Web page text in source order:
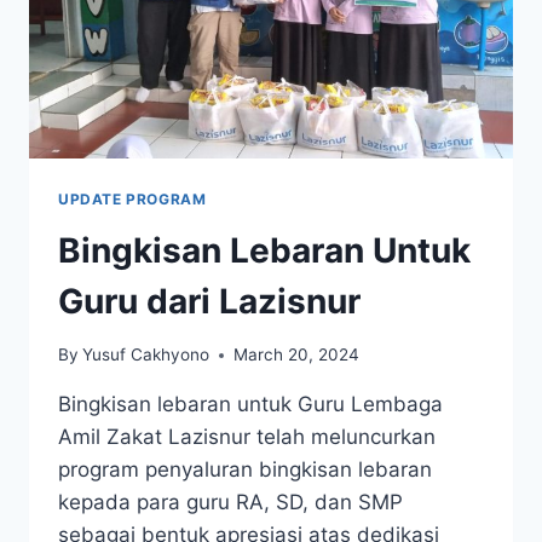
UPDATE PROGRAM
Bingkisan Lebaran Untuk
Guru dari Lazisnur
By Yusuf Cakhyono March 20, 2024
Bingkisan lebaran untuk Guru Lembaga
Amil Zakat Lazisnur telah meluncurkan
program penyaluran bingkisan lebaran
kepada para guru RA, SD, dan SMP
sebagai bentuk apresiasi atas dedikasi